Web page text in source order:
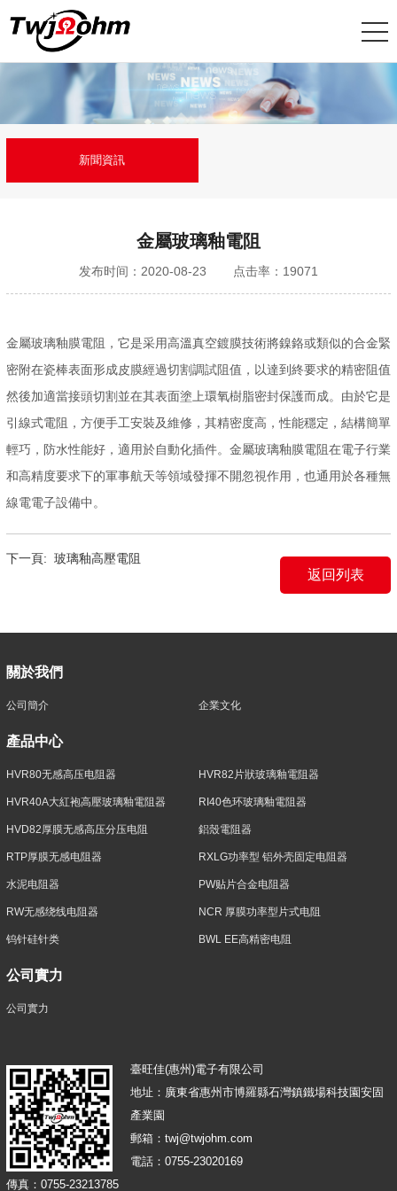
新聞資訊
金屬玻璃釉電阻
发布时间：2020-08-23 点击率：19071
金屬玻璃釉膜電阻，它是采用高溫真空鍍膜技術將鎳鉻或類似的合金緊
密附在瓷棒表面形成皮膜經過切割調試阻值，以達到終要求的精密阻值
然後加適當接頭切割並在其表面塗上環氧樹脂密封保護而成。由於它是
引線式電阻，方便手工安裝及維修，其精密度高，性能穩定，結構簡單
輕巧，防水性能好，適用於自動化插件。金屬玻璃釉膜電阻在電子行業
和高精度要求下的軍事航天等領域發揮不開忽視作用，也通用於各種無
線電電子設備中。
返回列表
下一頁: 玻璃釉高壓電阻
關於我們
公司簡介 企業文化
產品中心
HVR80无感高压电阻器 HVR82片狀玻璃釉電阻器
HVR40A大紅袍高壓玻璃釉電阻器 RI40色环玻璃釉電阻器
HVD82厚膜无感高压分压电阻 鋁殼電阻器
RTP厚膜无感电阻器 RXLG功率型 铝外壳固定电阻器
水泥电阻器 PW贴片合金电阻器
RW无感绕线电阻器 NCR 厚膜功率型片式电阻
钨针硅针类 BWL EE高精密电阻
公司實力
公司實力
臺旺佳(惠州)電子有限公司
地址：廣東省惠州市博羅縣石灣鎮鐵場科技園安固
產業園
郵箱：twj@twjohm.com
電話：0755-23020169
傳真：0755-23213785